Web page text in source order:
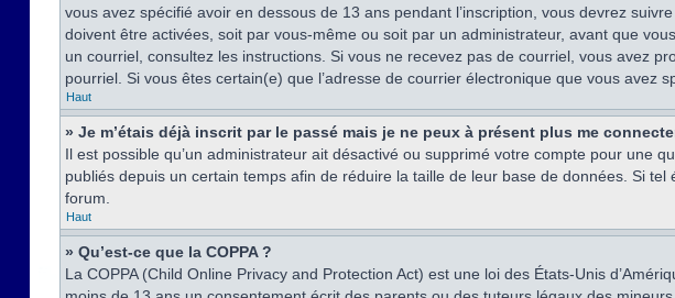
vous avez spécifié avoir en dessous de 13 ans pendant l’inscription, vous devrez
doivent être activées, soit par vous-même ou soit par un administrateur, avant que
un courriel, consultez les instructions. Si vous ne recevez pas de courriel, vous avez
pourriel. Si vous êtes certain(e) que l’adresse de courrier électronique que vous avez
Haut
» Je m’étais déjà inscrit par le passé mais je ne peux à présent plus me
Il est possible qu’un administrateur ait désactivé ou supprimé votre compte pour une
publiés depuis un certain temps afin de réduire la taille de leur base de données. Si
forum.
Haut
» Qu’est-ce que la COPPA ?
La COPPA (Child Online Privacy and Protection Act) est une loi des États-Unis